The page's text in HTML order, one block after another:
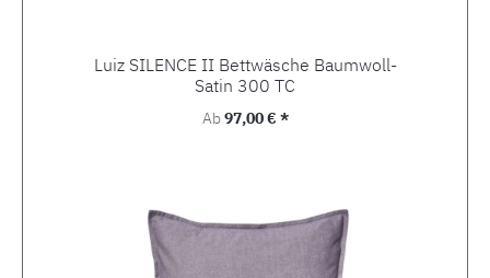
Luiz SILENCE II Bettwäsche Baumwoll-
Satin 300 TC
Regulärer Preis:
Ab97,00 € *